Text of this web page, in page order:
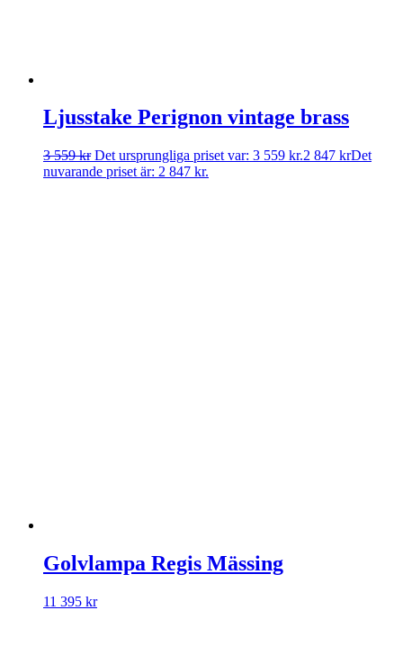
Ljusstake Perignon vintage brass
3 559kr Det ursprungliga priset var: 3 559 kr.2 847 krDet
nuvarande priset är: 2 847 kr.
Golvlampa Regis Mässing
11 395 kr